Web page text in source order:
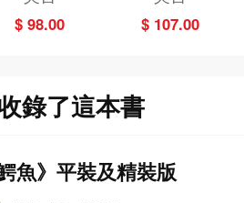
$ 98.00 $ 107.00
錄了這本書
鰐魚》平裝及精裝版